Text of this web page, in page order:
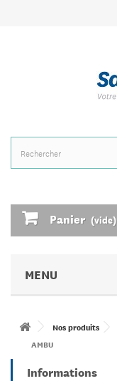
Panier (vide)
MENU
Nos produits
AMBU
Informations